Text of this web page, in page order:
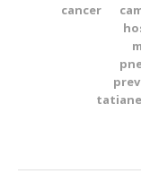
cancer